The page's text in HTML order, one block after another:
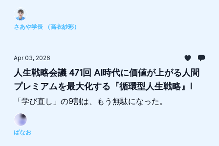
さあや学長 （高衣紗彩）
Apr 03, 2026
人生戦略会議 471回 AI時代に価値が上がる人間
プレミアムを最大化する『循環型人生戦略』I
「学び直し」の9割は、もう無駄になった。
ばなお